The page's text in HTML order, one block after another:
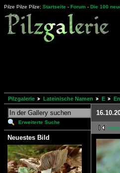
Pilze Pilze Pilze: Startseite - Forum - Die 100
Pilzgalerie Lateinische Namen E
Erweiterte Suche
Neuestes Bild
erste